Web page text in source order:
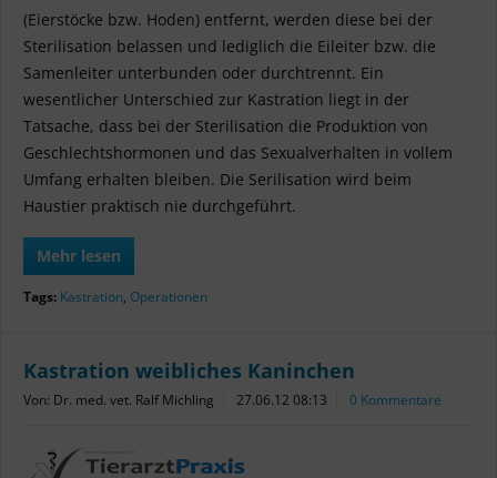
(Eierstöcke bzw. Hoden) entfernt, werden diese bei der
Sterilisation belassen und lediglich die Eileiter bzw. die
Samenleiter unterbunden oder durchtrennt. Ein
wesentlicher Unterschied zur Kastration liegt in der
Tatsache, dass bei der Sterilisation die Produktion von
Geschlechtshormonen und das Sexualverhalten in vollem
Umfang erhalten bleiben. Die Serilisation wird beim
Haustier praktisch nie durchgeführt.
Mehr lesen
Tags: Kastration, Operationen
Kastration weibliches Kaninchen
Von: Dr. med. vet. Ralf Michling 27.06.12 08:13 0 Kommentare